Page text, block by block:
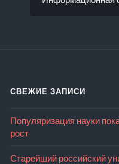
СВЕЖИЕ ЗАПИСИ
Популяризация науки
рост
Старейший российский